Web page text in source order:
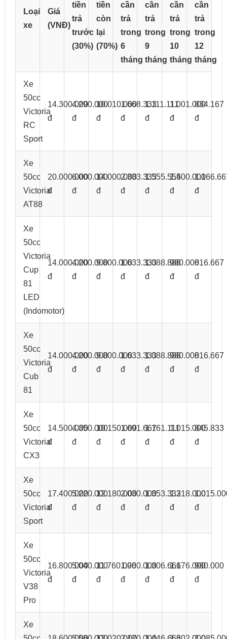
Loại
xe
Giá
(VNĐ)
tiền
trả
trước
(30%)
tiền
còn
lại
(70%)
cần
trả
trong
6
tháng
cần
trả
trong
9
tháng
cần
trả
trong
10
tháng
cần
trả
trong
12
tháng
Xe
50cc
Victoria
RC
Sport
14.300.000
đ
4.290.000
đ
10.010.000
đ
1.668.333
đ
1.111.111
đ
1.001.000
đ
834.167
đ
Xe
50cc
Victoria
AT88
20.000.000
đ
6.000.000
đ
14.000.000
đ
2.333.333
đ
1.555.555
đ
1.400.000
đ
đ
Xe
50cc
Victoria
Cup
81
LED
(Indomotor)
14.000.000
đ
4.200.000
đ
9.800.000
đ
1.633.333
đ
1.088.888
đ
980.000
đ
816.667
đ
Xe
50cc
Victoria
Cub
81
14.000.000
đ
4.200.000
đ
9.800.000
đ
1.633.333
đ
1.088.888
đ
980.000
đ
816.667
đ
Xe
50cc
Victoria
CX3
14.500.000
đ
4.350.000
đ
10.150.000
đ
1.691.667
đ
1.161.111
đ
1.015.000
đ
845.833
đ
Xe
50cc
Victoria
Sport
17.400.000
đ
5.220.000
đ
12.180.000
đ
2.030.000
đ
1.353.333
đ
1.218.000
đ
đ
Xe
50cc
Victoria
V38
Pro
16.800.000
đ
5.040.000
đ
11.760.000
đ
1.960.000
đ
1.306.666
đ
1.176.000
đ
980.000
đ
Xe